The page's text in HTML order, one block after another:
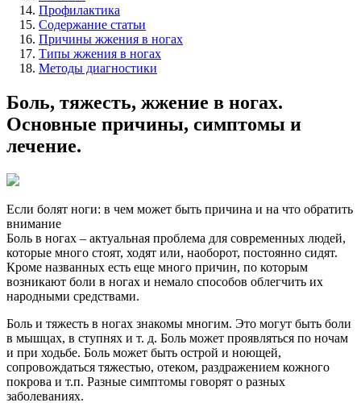
Профилактика
Содержание статьи
Причины жжения в ногах
Типы жжения в ногах
Методы диагностики
Боль, тяжесть, жжение в ногах.
Основные причины, симптомы и
лечение.
Если болят ноги: в чем может быть причина и на что обратить
внимание
Боль в ногах – актуальная проблема для современных людей,
которые много стоят, ходят или, наоборот, постоянно сидят.
Кроме названных есть еще много причин, по которым
возникают боли в ногах и немало способов облегчить их
народными средствами.
Боль и тяжесть в ногах знакомы многим. Это могут быть боли
в мышцах, в ступнях и т. д. Боль может проявляться по ночам
и при ходьбе. Боль может быть острой и ноющей,
сопровождаться тяжестью, отеком, раздражением кожного
покрова и т.п. Разные симптомы говорят о разных
заболеваниях.